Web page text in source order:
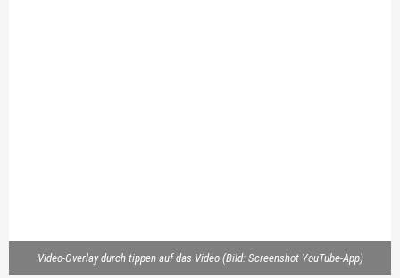
Video-Overlay durch tippen auf das Video (Bild: Screenshot YouTube-App)